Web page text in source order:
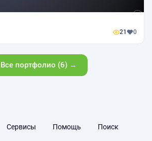
21 0
Все портфолио (6) →
Сервисы Помощь Поиск